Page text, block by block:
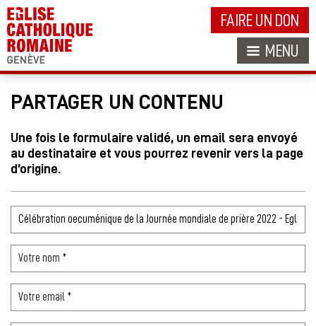
FAIRE UN DON
MENU
PARTAGER UN CONTENU
Une fois le formulaire validé, un email sera envoyé
au destinataire et vous pourrez revenir vers la page
d’origine.